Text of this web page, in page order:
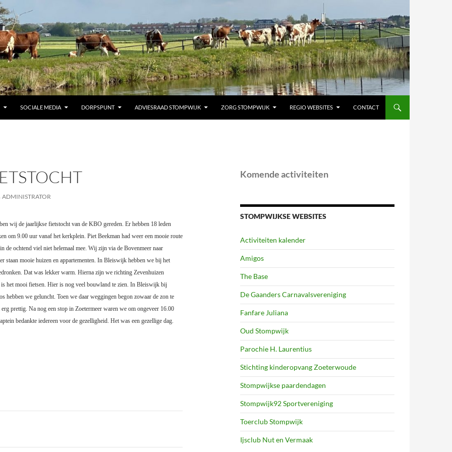
SOCIALE MEDIA DORPSPUNT ADVIESRAAD STOMPWIJK ZORG STOMPWIJK REGIO WEBSITES CONTACT
ADMINISTRATOR
wij de jaarlijkse fietstocht van de KBO gereden. Er hebben 18 leden
om 9.00 uur vanaf het kerkplein. Piet Beekman had weer een mooie route
de ochtend viel niet helemaal mee. Wij zijn via de Bovenmeer naar
staan mooie huizen en appartementen. In Bleiswijk hebben we bij het
Dat was lekker warm. Hierna zijn we richting Zevenhuizen
is het mooi fietsen. Hier is nog veel bouwland te zien. In Bleiswijk bij
hebben we geluncht. Toen we daar weggingen begon zowaar de zon te
prettig. Na nog een stop in Zoetermeer waren we om ongeveer 16.00
bedankte iedereen voor de gezelligheid. Het was een gezellige dag.
Komende activiteiten
STOMPWIJKSE WEBSITES
Activiteiten kalender
Amigos
The Base
De Gaanders Carnavalsvereniging
Fanfare Juliana
Oud Stompwijk
Parochie H. Laurentius
Stichting kinderopvang Zoeterwoude
Stompwijkse paardendagen
Stompwijk92 Sportvereniging
Toerclub Stompwijk
Ijsclub Nut en Vermaak